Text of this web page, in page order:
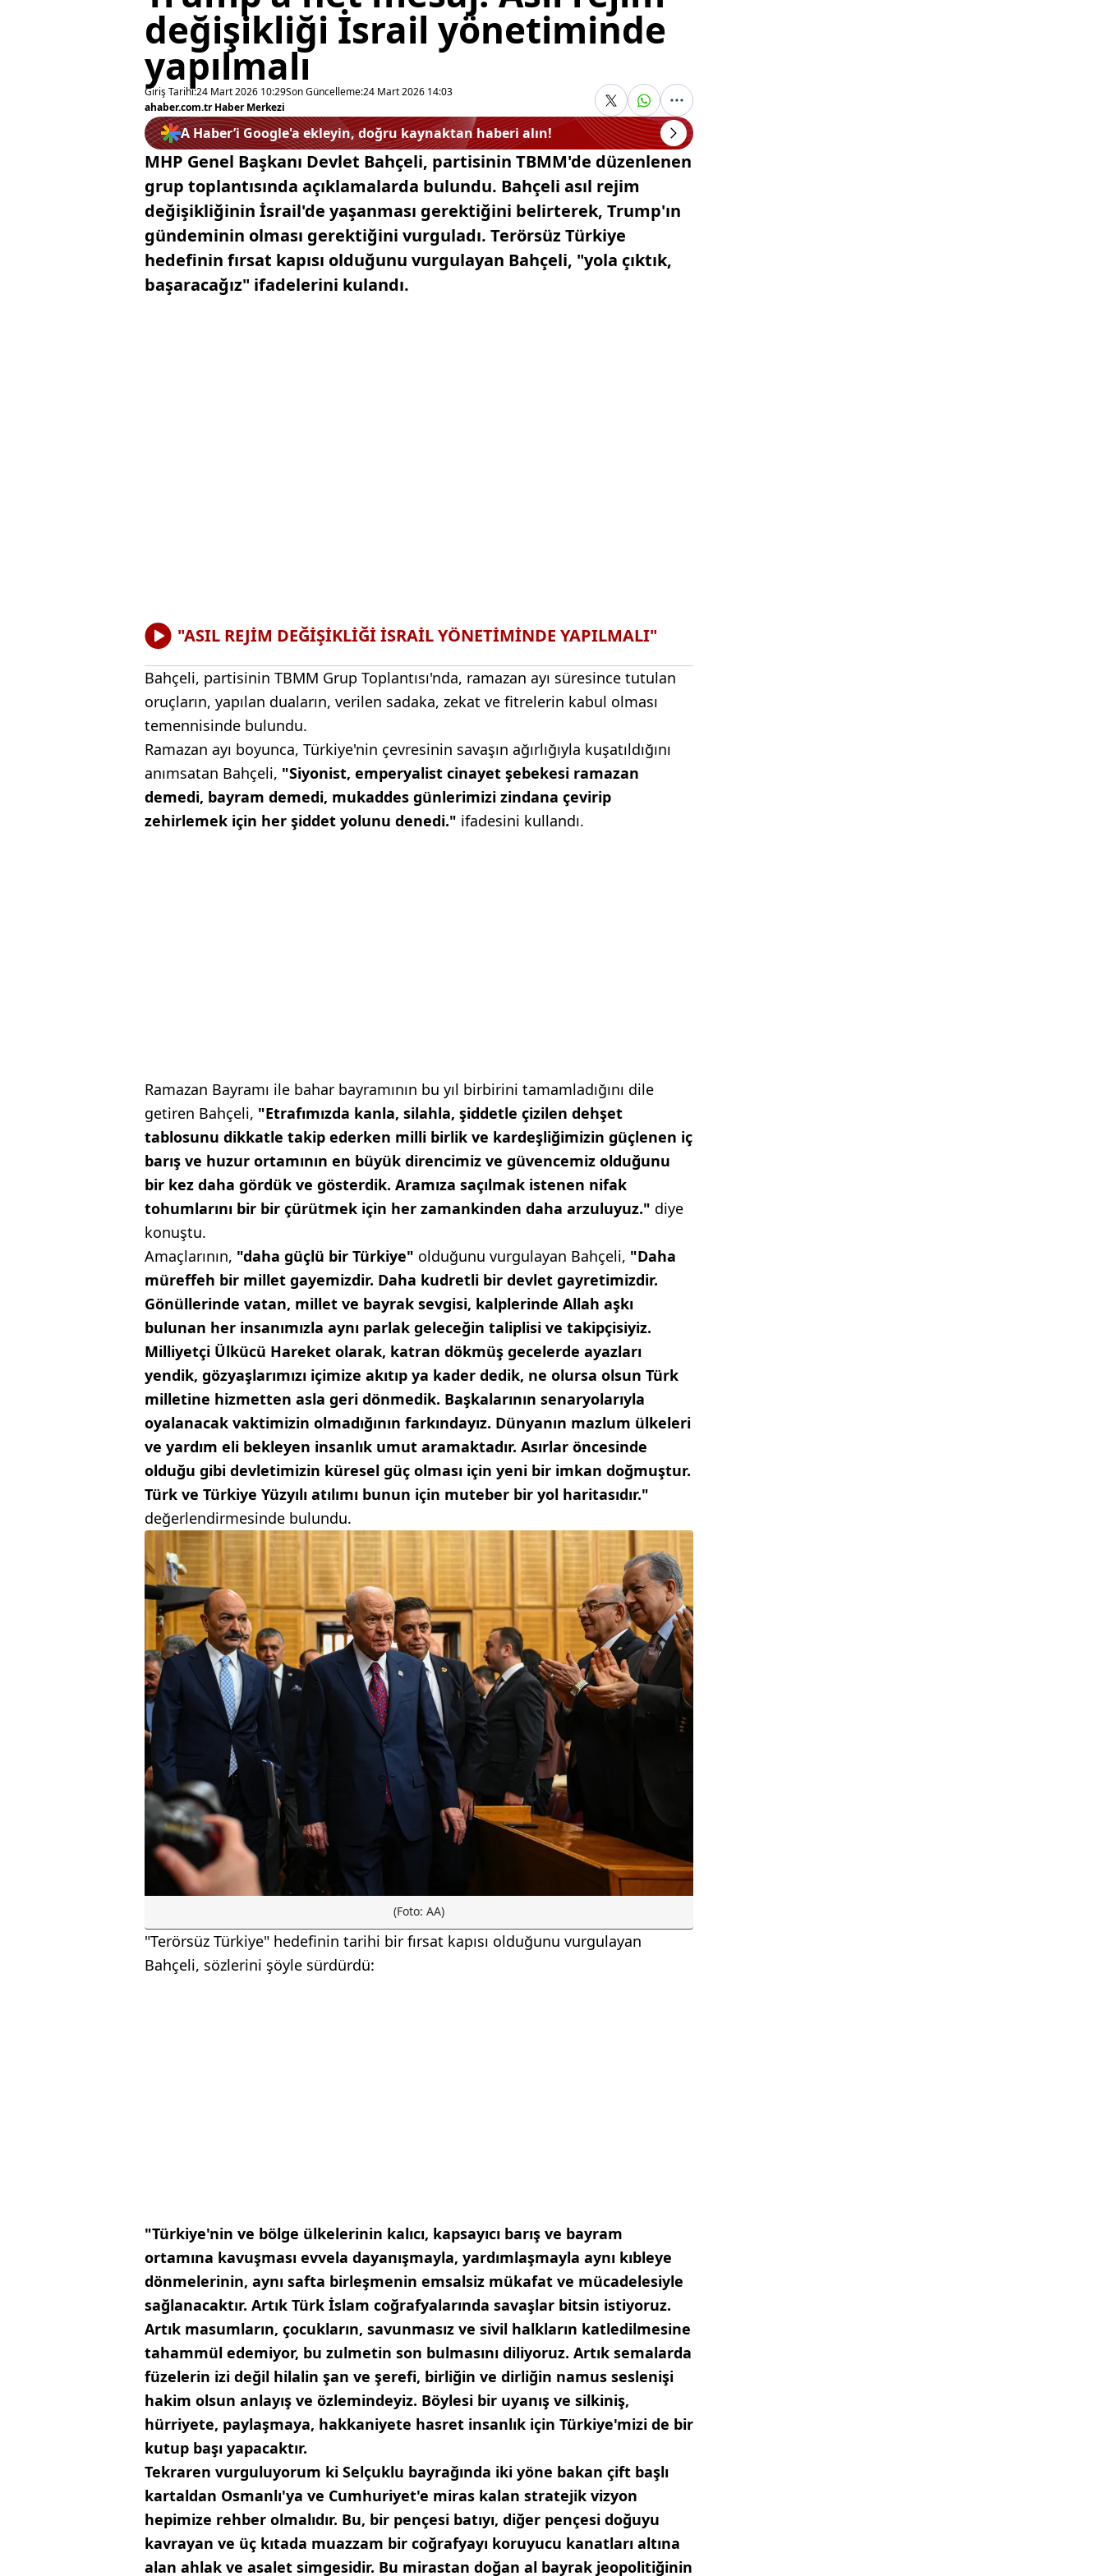
değişikliği İsrail yönetiminde
yapılmalı
Giriş Tarihi:24 Mart 2026 10:29Son Güncelleme:24 Mart 2026 14:03
ahaber.com.tr Haber Merkezi
A Haber’i Google'a ekleyin, doğru kaynaktan haberi alın!
MHP Genel Başkanı Devlet Bahçeli, partisinin TBMM'de düzenlenen
grup toplantısında açıklamalarda bulundu. Bahçeli asıl rejim
değişikliğinin İsrail'de yaşanması gerektiğini belirterek, Trump'ın
gündeminin olması gerektiğini vurguladı. Terörsüz Türkiye
hedefinin fırsat kapısı olduğunu vurgulayan Bahçeli, "yola çıktık,
başaracağız" ifadelerini kulandı.
"ASIL REJİM DEĞİŞİKLİĞİ İSRAİL YÖNETİMİNDE YAPILMALI"
Bahçeli, partisinin TBMM Grup Toplantısı'nda, ramazan ayı süresince tutulan
oruçların, yapılan duaların, verilen sadaka, zekat ve fitrelerin kabul olması
temennisinde bulundu.
Ramazan ayı boyunca, Türkiye'nin çevresinin savaşın ağırlığıyla kuşatıldığını
anımsatan Bahçeli, "Siyonist, emperyalist cinayet şebekesi ramazan
demedi, bayram demedi, mukaddes günlerimizi zindana çevirip
zehirlemek için her şiddet yolunu denedi." ifadesini kullandı.
Ramazan Bayramı ile bahar bayramının bu yıl birbirini tamamladığını dile
getiren Bahçeli, "Etrafımızda kanla, silahla, şiddetle çizilen dehşet
tablosunu dikkatle takip ederken milli birlik ve kardeşliğimizin güçlenen iç
barış ve huzur ortamının en büyük direncimiz ve güvencemiz olduğunu
bir kez daha gördük ve gösterdik. Aramıza saçılmak istenen nifak
tohumlarını bir bir çürütmek için her zamankinden daha arzuluyuz." diye
konuştu.
Amaçlarının, "daha güçlü bir Türkiye" olduğunu vurgulayan Bahçeli, "Daha
müreffeh bir millet gayemizdir. Daha kudretli bir devlet gayretimizdir.
Gönüllerinde vatan, millet ve bayrak sevgisi, kalplerinde Allah aşkı
bulunan her insanımızla aynı parlak geleceğin taliplisi ve takipçisiyiz.
Milliyetçi Ülkücü Hareket olarak, katran dökmüş gecelerde ayazları
yendik, gözyaşlarımızı içimize akıtıp ya kader dedik, ne olursa olsun Türk
milletine hizmetten asla geri dönmedik. Başkalarının senaryolarıyla
oyalanacak vaktimizin olmadığının farkındayız. Dünyanın mazlum ülkeleri
ve yardım eli bekleyen insanlık umut aramaktadır. Asırlar öncesinde
olduğu gibi devletimizin küresel güç olması için yeni bir imkan doğmuştur.
Türk ve Türkiye Yüzyılı atılımı bunun için muteber bir yol haritasıdır."
değerlendirmesinde bulundu.
(Foto: AA)
"Terörsüz Türkiye" hedefinin tarihi bir fırsat kapısı olduğunu vurgulayan
Bahçeli, sözlerini şöyle sürdürdü:
"Türkiye'nin ve bölge ülkelerinin kalıcı, kapsayıcı barış ve bayram
ortamına kavuşması evvela dayanışmayla, yardımlaşmayla aynı kıbleye
dönmelerinin, aynı safta birleşmenin emsalsiz mükafat ve mücadelesiyle
sağlanacaktır. Artık Türk İslam coğrafyalarında savaşlar bitsin istiyoruz.
Artık masumların, çocukların, savunmasız ve sivil halkların katledilmesine
tahammül edemiyor, bu zulmetin son bulmasını diliyoruz. Artık semalarda
füzelerin izi değil hilalin şan ve şerefi, birliğin ve dirliğin namus seslenişi
hakim olsun anlayış ve özlemindeyiz. Böylesi bir uyanış ve silkiniş,
hürriyete, paylaşmaya, hakkaniyete hasret insanlık için Türkiye'mizi de bir
kutup başı yapacaktır.
Tekraren vurguluyorum ki Selçuklu bayrağında iki yöne bakan çift başlı
kartaldan Osmanlı'ya ve Cumhuriyet'e miras kalan stratejik vizyon
hepimize rehber olmalıdır. Bu, bir pençesi batıyı, diğer pençesi doğuyu
kavrayan ve üç kıtada muazzam bir coğrafyayı koruyucu kanatları altına
alan ahlak ve asalet simgesidir. Bu mirastan doğan al bayrak jeopolitiğinin